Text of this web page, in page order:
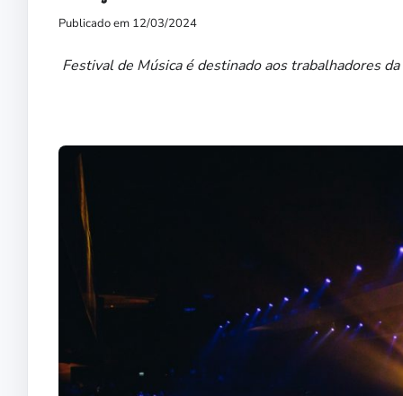
Publicado em 12/03/2024
Festival de Música é destinado aos trabalhadores